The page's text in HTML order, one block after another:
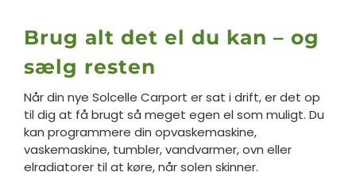
Brug alt det el du kan – og
sælg resten
Når din nye Solcelle Carport er sat i drift, er det op
til dig at få brugt så meget egen el som muligt. Du
kan programmere din opvaskemaskine,
vaskemaskine, tumbler, vandvarmer, ovn eller
elradiatorer til at køre, når solen skinner.